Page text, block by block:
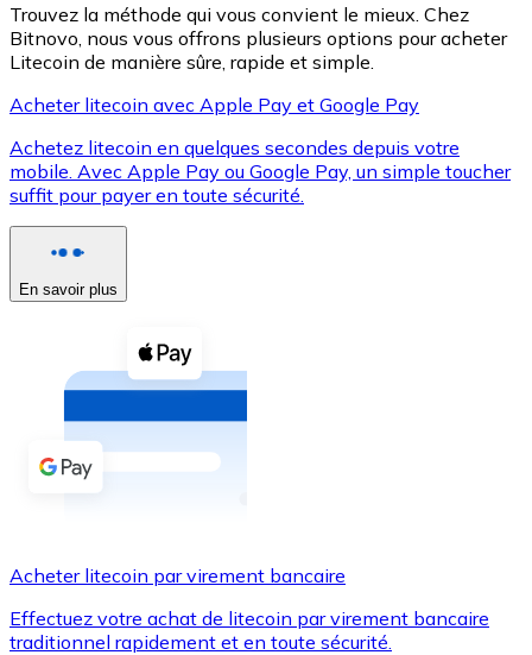
XRP
XRP
Voir toutes
Coupons crypto
Achetez des cryptomonnaies en espèces et d'autres
Acheter avec espèces
Virement SEPA
Utilisez les cartes Visa et Mastercard pour acheter
Trouvez la méthode qui vous convient le mieux. Chez
Bitnovo, nous vous offrons plusieurs options pour acheter
Litecoin de manière sûre, rapide et simple.
Acheter litecoin avec Apple Pay et Google Pay
Achetez litecoin en quelques secondes depuis votre
mobile. Avec Apple Pay ou Google Pay, un simple toucher
suffit pour payer en toute sécurité.
En savoir plus
Acheter litecoin par virement bancaire
Effectuez votre achat de litecoin par virement bancaire
traditionnel rapidement et en toute sécurité.